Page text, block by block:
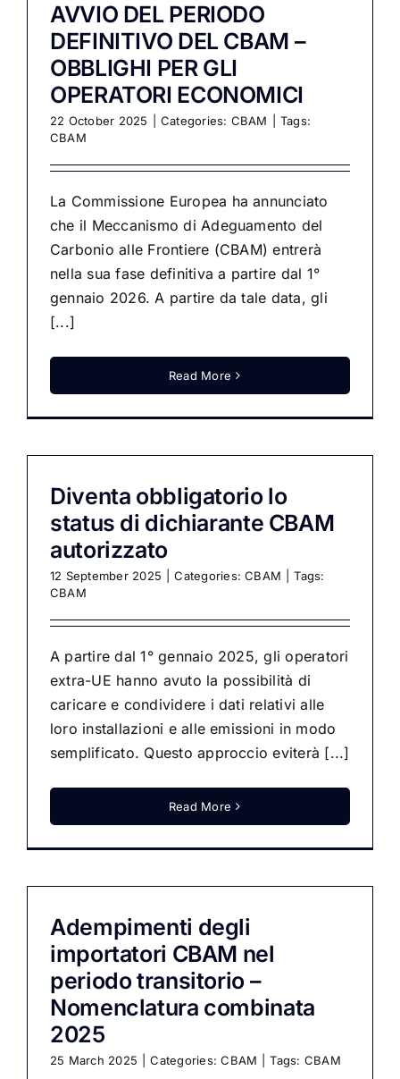
AVVIO DEL PERIODO
DEFINITIVO DEL CBAM –
OBBLIGHI PER GLI
OPERATORI ECONOMICI
22 October 2025 Categories: CBAM
Tags:
CBAM
La Commissione Europea ha annunciato
che il Meccanismo di Adeguamento del
Carbonio alle Frontiere (CBAM) entrerà
nella sua fase definitiva a partire dal 1°
gennaio 2026. A partire da tale data, gli
[...]
Read More
Diventa obbligatorio lo
status di dichiarante CBAM
autorizzato
12 September 2025 Categories:CBAM
Tags:
CBAM
A partire dal 1° gennaio 2025, gli operatori
extra-UE hanno avuto la possibilità di
caricare e condividere i dati relativi alle
loro installazioni e alle emissioni in modo
semplificato. Questo approccio eviterà [...]
Read More
Adempimenti degli
importatori CBAM nel
periodo transitorio –
Nomenclatura combinata
2025
25 March 2025 Categories:CBAM Tags: CBAM